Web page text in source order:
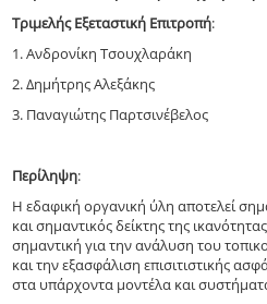
Τριμελής Εξεταστική Επιτροπή:
1. Ανδρονίκη Τσουχλαράκη
2. Δημήτρης Αλεξάκης
3. Παναγιώτης Παρτσινέβελος
Περίληψη:
Η εδαφική οργανική ύλη αποτελεί
και σημαντικός δείκτης της
σημαντική για την ανάλυση του
και την εξασφάλιση επισιτιστικής
στα υπάρχοντα μοντέλα και